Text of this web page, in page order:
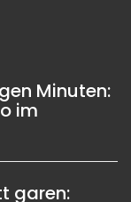
Minuten:
im
garen: